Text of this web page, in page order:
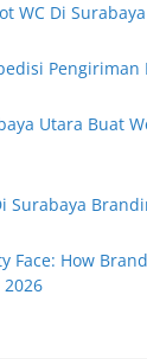
WC Di
Pengiriman
Utara Buat
Surabaya
Face: How
2026